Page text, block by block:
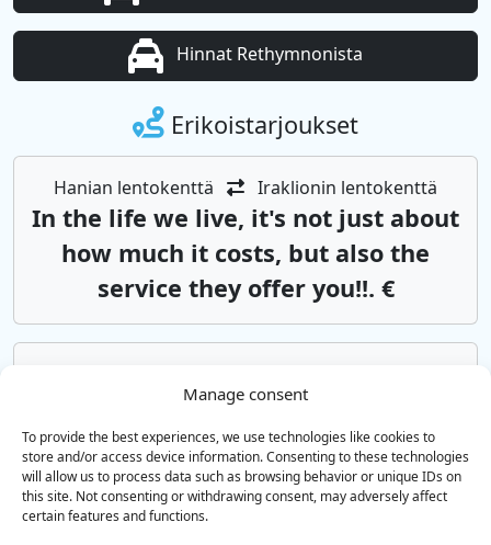
Manage consent
To provide the best experiences, we use technologies like cookies to
store and/or access device information. Consenting to these technologies
will allow us to process data such as browsing behavior or unique IDs on
this site. Not consenting or withdrawing consent, may adversely affect
certain features and functions.
Hinnat Rethymnonista
Erikoistarjoukset
Hanian lentokenttä Iraklionin lentokenttä
In the life we ​​live, it's not just about
how much it costs, but also the
service they offer you!!. €
Αsk us*from 85€
Iraklionin lentokenttä Rethymnon
Αsk us*from 85€